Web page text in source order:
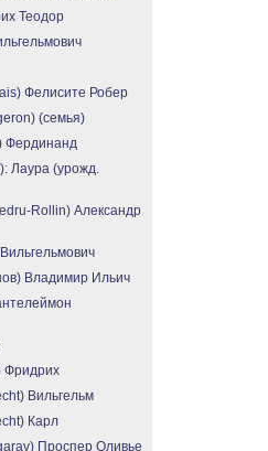
Теодор
Фелисите Робер
(семья)
Фердинанд
Лаура (урожд.
Rollin) Александр
Владимир Ильич
Вильгельм
Карл
Проспер Оливье